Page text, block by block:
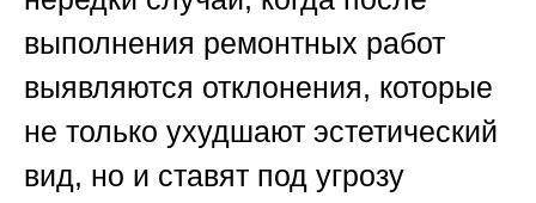
выполнения ремонтных работ
выявляются отклонения, которые
не только ухудшают эстетический
вид, но и ставят под угрозу